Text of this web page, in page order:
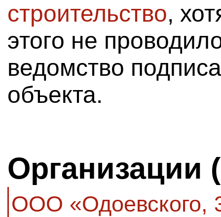
строительство,
этого не
ведомство
объекта.
Организации
ООО «Одоевского,